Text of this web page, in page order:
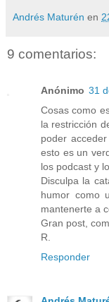
Andrés Maturén en
9 comentarios:
Anónimo 31
Cosas como
la restricción
poder
esto es un
los podcast y
Disculpa la
humor como
mantenerte a
Gran post,
R.
Responder